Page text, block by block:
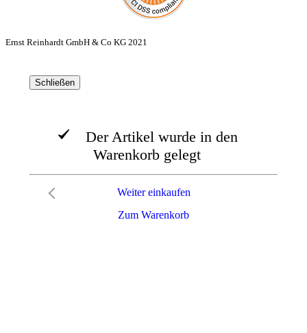
Ernst Reinhardt GmbH & Co KG 2021
Schließen
Der Artikel wurde in den
Warenkorb gelegt
Zum Warenkorb
Weiter einkaufen